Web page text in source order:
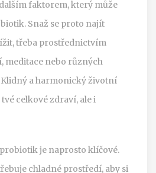
faktorem, který může
Snaž se proto najít
třeba prostřednictvím
meditace nebo různých
a harmonický životní
celkové zdraví, ale i
je naprosto klíčové.
chladné prostředí, aby si